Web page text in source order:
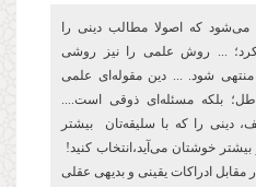
که اصولا مطالب دینی را
کرد؛ ... روش علمی را نیز روشی
منتهی شود. ... دین مقوله‌ای علمی
بلکه مسئله‌ای ذوقی است....
دینی را که با سلیقه‌تان بیشتر
خوشتان می‌آید،‌انتخاب کنید!
ادراکات یقینی و بدیهی عقلی